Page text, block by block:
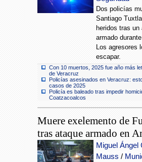
Dos policías
Santiago
heridos tras un
armado
Los agresores
escapar.
Con 10 muertos, 2025 fue año más
de Veracruz
Policías asesinados en Veracruz:
casos de 2025
Policía es baleado tras impedir
Coatzacoalcos
Muere exelemento de
tras ataque armado en
Muere exelemento
Miguel Ángel
Mauss /